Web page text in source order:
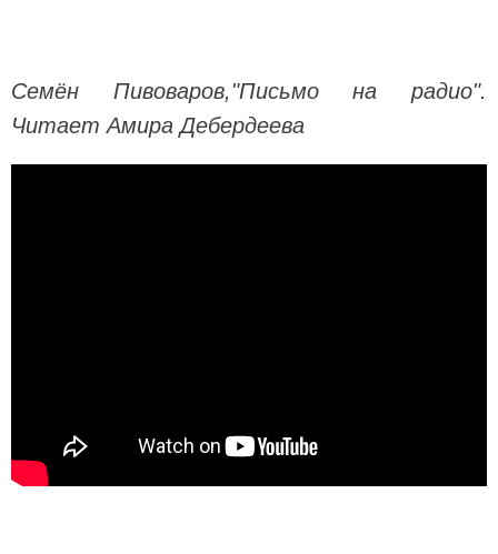
Семён Пивоваров,"Письмо на радио".
Читает Амира Дебердеева